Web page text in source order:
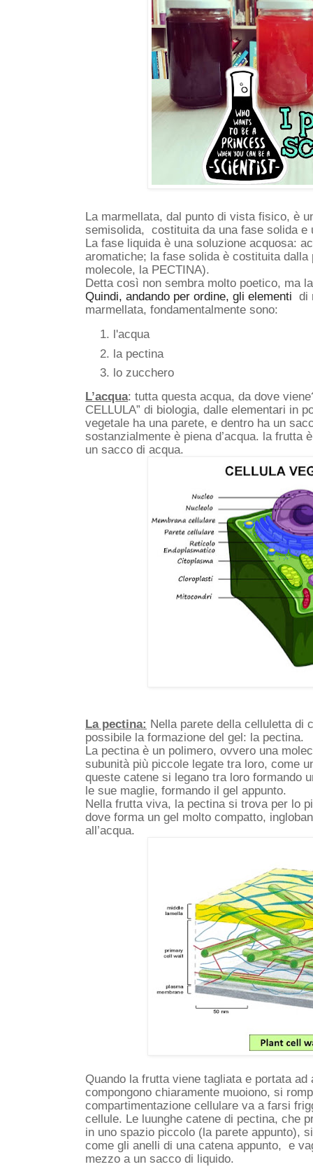
La marmellata, dal punto di vista fisico, è
semisolida,  costituita da una fase solida
La fase liquida è una soluzione acquosa:
aromatiche; la fase solida è costituita
molecole, la PECTINA).
Detta così non sembra molto poetico, ma
Quindi, andando per ordine, gli elementi di
marmellata, fondamentalmente sono:
l'acqua
la pectina
lo zucchero
L’acqua: tutta questa acqua, da dove
CELLULA” di biologia, dalle elementari in
vegetale ha una parete, e dentro ha un
sostanzialmente è piena d’acqua. la frutta
un sacco di acqua.
La pectina: Nella parete della celluletta di
possibile la formazione del gel: la pectina.
La pectina è un polimero, ovvero una
subunità più piccole legate tra loro, come
queste catene si legano tra loro formando
le sue maglie, formando il gel appunto.
Nella frutta viva, la pectina si trova per lo
dove forma un gel molto compatto,
all’acqua.
Quando la frutta viene tagliata e portata
compongono chiaramente muoiono, si
compartimentazione cellulare va a farsi
cellule. Le luunghe catene di pectina, che
in uno spazio piccolo (la parete appunto),
come gli anelli di una catena appunto,  e
mezzo a un sacco di liquido.